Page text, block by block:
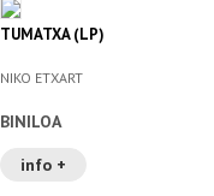
TUMATXA (LP)
NIKO ETXART
BINILOA
info +